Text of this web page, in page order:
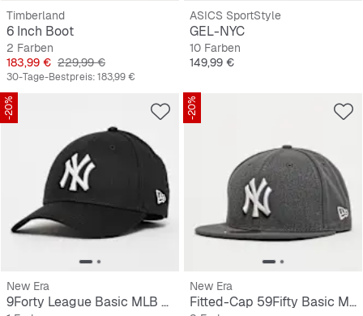
Timberland
6 Inch Boot
2 Farben
Preis
183,99 € Originalpreis
229,99 €
30-Tage-Bestpreis:183,99 €
ASICS SportStyle
GEL-NYC
10 Farben
Preis
149,99 €
-20%
New Era
9Forty League Basic MLB New York Yankees
-20%
New Era
Fitted-Cap 59Fifty Basic MLB New York Yankees